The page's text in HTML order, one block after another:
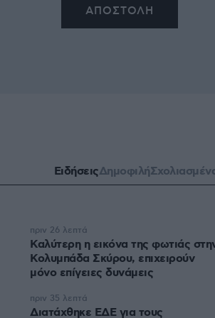
ΕιδήσειςΔημοφιλή
Καλύτερη η εικόνα της φωτιάς
Κολυμπάδα Σκύρου, επιχειρούν
μόνο επίγειες δυνάμεις
πριν 26 λεπτά
Διατάχθηκε ΕΔΕ για τους
πριν 35 λεπτά